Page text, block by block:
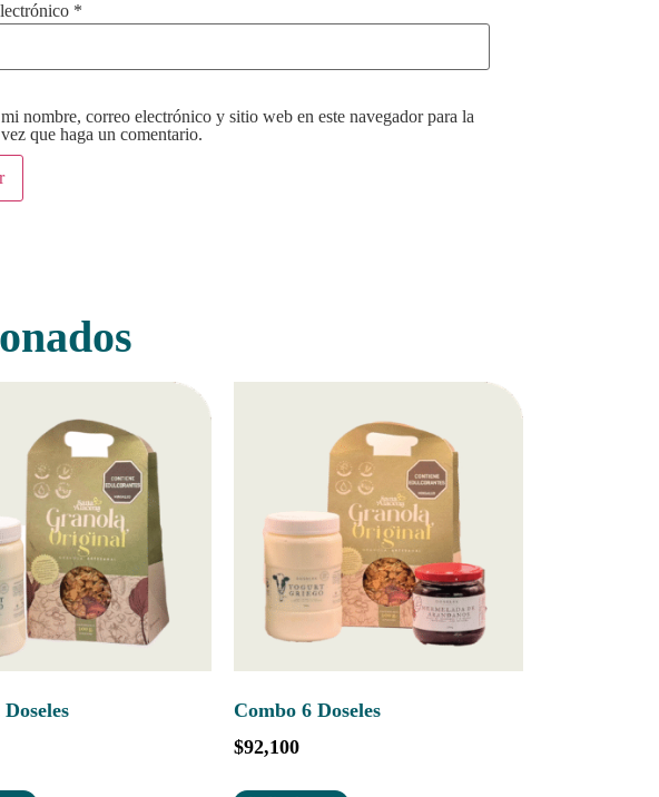
*
nombre, correo electrónico y sitio web en este navegador para la
que haga un comentario.
Combo 6 Doseles
$92,100